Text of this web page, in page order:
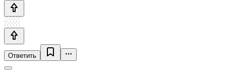
Ответить